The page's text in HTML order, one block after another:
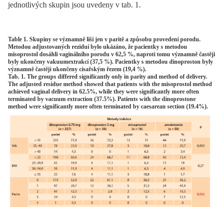
jednotlivých skupin jsou uvedeny v tab. 1.
Table 1. Skupiny se významně liší jen v paritě a způsobu provedení porodu.
Metodou adjustovaných reziduí bylo ukázáno, že pacientky s metodou
misoprostol dosáhli vaginálního porodu v 62,5 %, naproti tomu významně častěji
byly ukončeny vakuumextrakcí (37,5 %). Pacientky s metodou dinoproston byly
významně častěji ukončeny císařským řezem (19,4 %).
Tab. 1. The groups differed significantly only in parity and method of delivery.
The adjusted residue method showed that patients with the misoprostol method
achieved vaginal delivery in 62.5%, while they were significantly more often
terminated by vacuum extraction (37.5%). Patients with the dinoprostone
method were significantly more often terminated by caesarean section (19.4%).